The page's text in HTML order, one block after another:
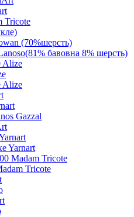
Tricote
(70%шерсть)
бавовна 8% шерсть)
Alize
Alize
Gazzal
Yarnart
Madam Tricote
Tricote